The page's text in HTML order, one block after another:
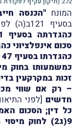
המונח "הכנסה
בסעיף 121ב(ה) לפקודת מס הכנסה כ
כמשמעותו בחוק
זכות במקרקעין
חדשים [לפני
כל דין; הסכום
9(ג2) לחוק